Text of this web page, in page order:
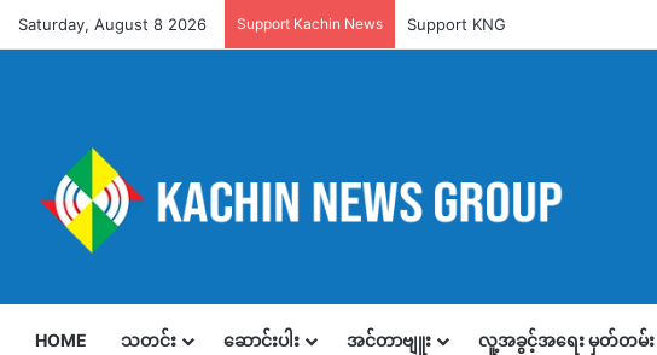
Saturday, August 8 2026 Support Kachin News Support KNG
HOME သတင်း ဆောင်းပါး အင်တာဗျူး လူ့အခွင့်အရေး မှတ်တမ်း